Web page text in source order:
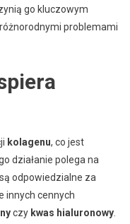
go kluczowym
problemami
kolagenu, co jest
działanie polega na
odpowiedzialne za
innych cennych
czy kwas hialuronowy.